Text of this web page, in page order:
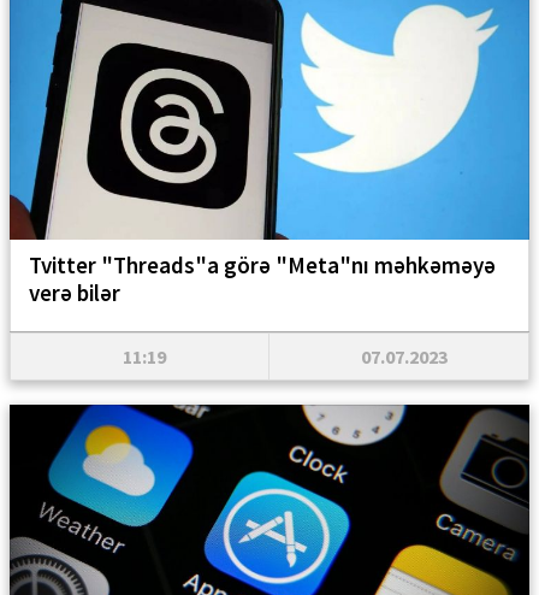
Tvitter "Threads"a görə "Meta"nı məhkəməyə
verə bilər
11:19 07.07.2023